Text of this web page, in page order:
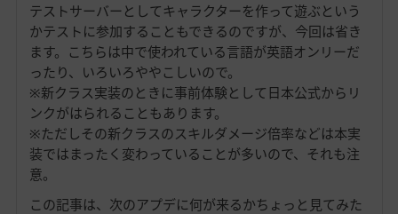
テストサーバーとしてキャラクターを作って遊ぶという
かテストに参加することもできるのですが、今回は省き
ます。こちらは中で使われている言語が英語オンリーだ
ったり、いろいろややこしいので。
※新クラス実装のときに事前体験として日本公式からリ
ンクがはられることもあります。
※ただしその新クラスのスキルダメージ倍率などは本実
装ではまったく変わっていることが多いので、それも注
意。
この記事は、次のアプデに何が来るかちょっと見てみた